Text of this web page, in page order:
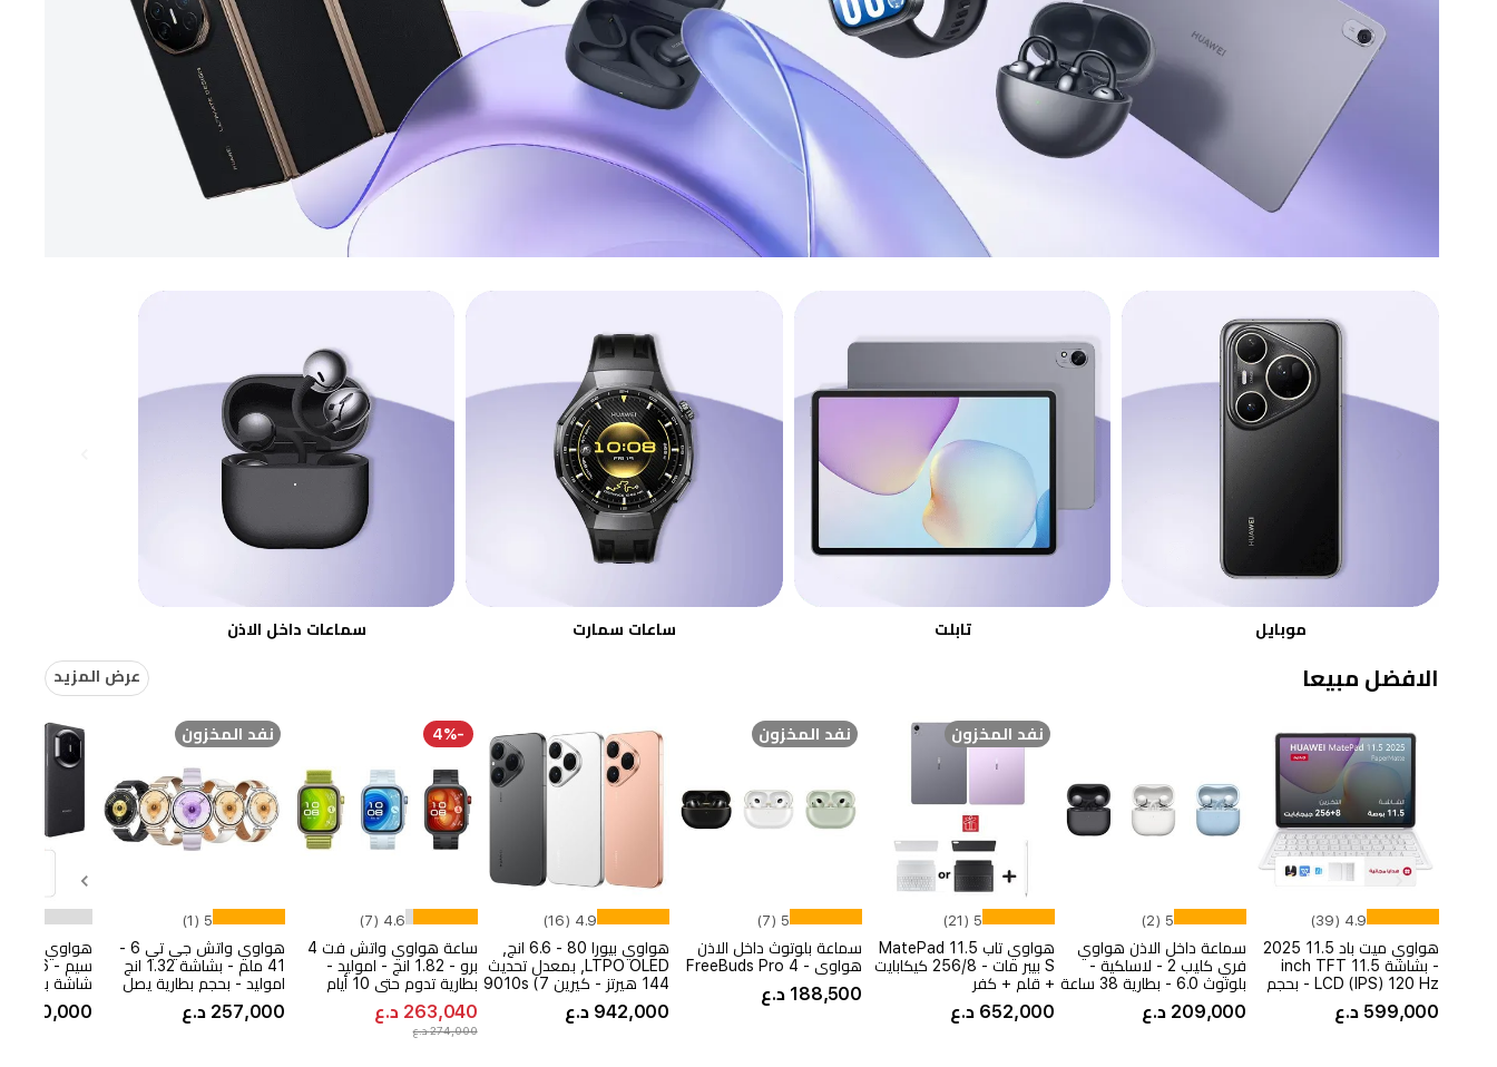
موبايل تابلت ساعات سمارت سماعات داخل الاذن
1
of
الافضل مبيعا عرض المزيد
4.9 (39)
هواوي ميت باد 11.5 2025
- بشاشة 11.5 inch TFT
LCD (IPS) 120 Hz - بحجم
بالساعة + كيبورد + مجموعة
599,000 د.ع
5 (2)
سماعة داخل الاذن هواوي
فري كليب 2 - لاسلكية -
بلوتوث 6.0 - بطارية 38 ساعة
209,000 د.ع
نفد المخزون
5 (21)
هواوي تاب MatePad 11.5
S بيبر مات - 256/8 كيكابايت
+ قلم + كفر
652,000 د.ع
نفد المخزون
5 (7)
سماعة بلوتوث داخل الاذن
هواوي - FreeBuds Pro 4
188,500 د.ع
4.9 (16)
هواوي بيورا 80 - 6.6 انج,
LTPO OLED, بمعدل تحديث
144 هيرتز - كيرين 9010s (7
942,000 د.ع
-4%
4.6 (7)
ساعة هواوي واتش فت 4
برو - 1.82 انج - اموليد -
بطارية تدوم حتى 10 أيام
263,040 د.ع
274,000 د.ع
نفد المخزون
5 (1)
هواوي واتش جي تي 6 -
41 ملم - بشاشة 1.32 انج
اموليد - بحجم بطارية يصل
الى 14 يوم - مقاومة ماء
وغبار بمعيار 5ATM وIP69
257,000 د.ع 2,790,000 د.ع